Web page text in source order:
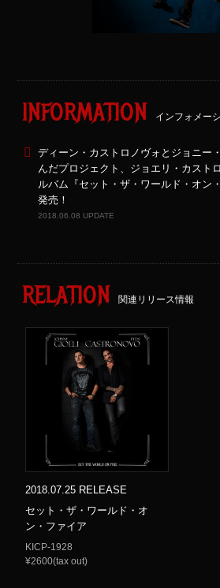
INFORMATION インフォメー
ディーン・カストロノヴォとジョニー
んだプロジェクト、ジョエリ・カスト
ルバム『セット・ザ・ワールド・オン
発売！
2018.06.08 UPDATE
RELATION 関連リリース情報
2018.07.25 RELEASE
セット・ザ・ワールド・オ
ン・ファイア
KICP-1928
¥2600(tax out)